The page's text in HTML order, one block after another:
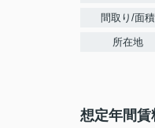
間取り/面積
所在地
想定年間